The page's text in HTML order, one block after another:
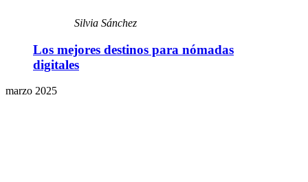
Silvia Sánchez
Los mejores destinos para nómadas
digitales
marzo 2025